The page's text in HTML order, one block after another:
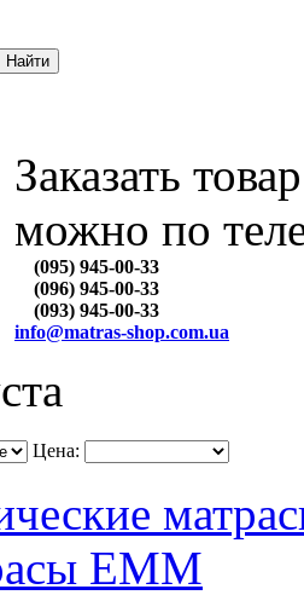
Заказать товар
можно по
(095) 945-00-33
(096) 945-00-33
(093) 945-00-33
info@matras-shop.com.ua
Цена:
ЕММ